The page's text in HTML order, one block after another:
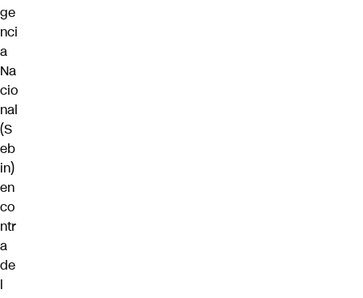
ge
nci
a
Na
cio
nal
(S
eb
in)
en
co
ntr
a
de
l